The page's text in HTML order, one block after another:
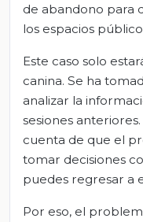
de abandono para
los espacios
Este caso solo
canina. Se ha
analizar la
sesiones
cuenta de que el
tomar decisiones
puedes regresar a
Por eso, el